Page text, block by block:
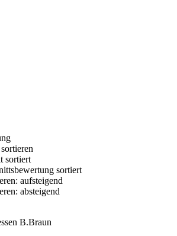
sortiert
sortiert
aufsteigend
absteigend